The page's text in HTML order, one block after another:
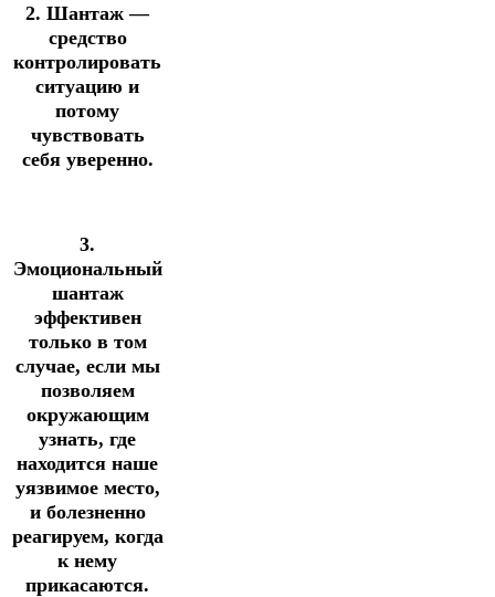
2. Шантаж —
средство
контролировать
ситуацию и
потому
чувствовать
себя уверенно.
3.
Эмоциональный
шантаж
эффективен
только в том
случае, если мы
позволяем
окружающим
узнать, где
находится наше
уязвимое место,
и болезненно
реагируем, когда
к нему
прикасаются.